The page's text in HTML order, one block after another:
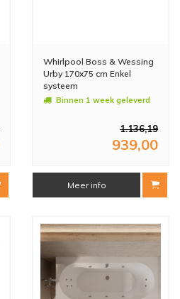
Whirlpool Boss & Wessing
Urby 170x75 cm Enkel
systeem
Binnen 1 week geleverd
1.136,19
939,00
Meer info